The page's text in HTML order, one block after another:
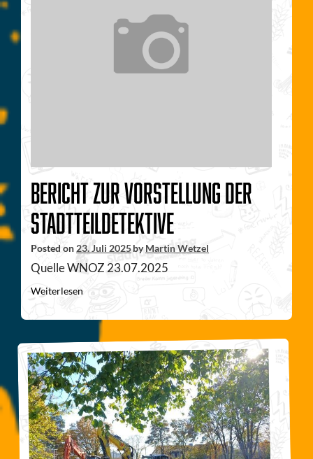
Bericht zur Vorstellung der
Stadtteildetektive
Posted on 23. Juli 2025byMartin Wetzel
Quelle WNOZ 23.07.2025
Weiterlesen